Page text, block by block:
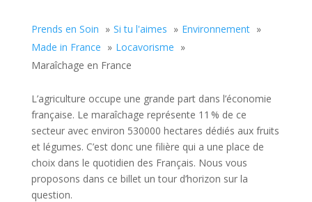
Prends en Soin Si tu l'aimes
Environnement
Made in France
Locavorisme
Maraîchage en France
L’agriculture occupe une grande part dans l’économie
française. Le maraîchage représente 11 % de ce
secteur avec environ 530000 hectares dédiés aux fruits
et légumes. C’est donc une filière qui a une place de
choix dans le quotidien des Français. Nous vous
proposons dans ce billet un tour d’horizon sur la
question.